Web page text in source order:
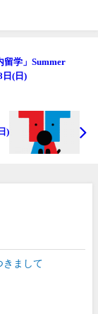
留学」Summer
日(日)
)
きまして